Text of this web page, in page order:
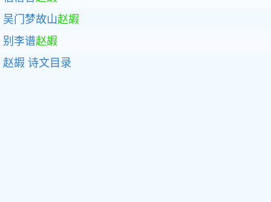
吴门梦故山赵嘏
别李谱赵嘏
赵嘏 诗文目录